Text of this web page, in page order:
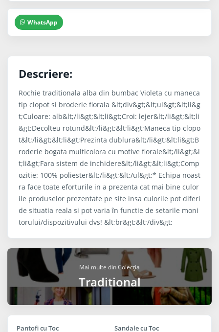
WhatsApp
Descriere:
Rochie traditionala alba din bumbac Violeta cu maneca
tip clopot si broderie florala &lt;div&gt;&lt;ul&gt;&lt;li&g
t;Culoare: alb&lt;/li&gt;&lt;li&gt;Croi: lejer&lt;/li&gt;&lt;li
&gt;Decolteu rotund&lt;/li&gt;&lt;li&gt;Maneca tip clopo
t&lt;/li&gt;&lt;li&gt;Prezinta dublura&lt;/li&gt;&lt;li&gt;B
roderie bogata multicolora cu motive florale&lt;/li&gt;&l
t;li&gt;Fara sistem de inchidere&lt;/li&gt;&lt;li&gt;Comp
ozitie: 100% poliester&lt;/li&gt;&lt;/ul&gt;* Echipa noast
ra face toate eforturile in a prezenta cat mai bine culor
ile produselor prezentate pe site insa culorile pot diferi
de situatia reala si pot varia în functie de setarile moni
torului/dispozitivului dvs! &lt;br&gt;&lt;/div&gt;
Mai multe din Colecția
Traditional
Pantofi cu Toc Sandale cu Toc